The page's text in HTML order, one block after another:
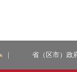
省（区市）政